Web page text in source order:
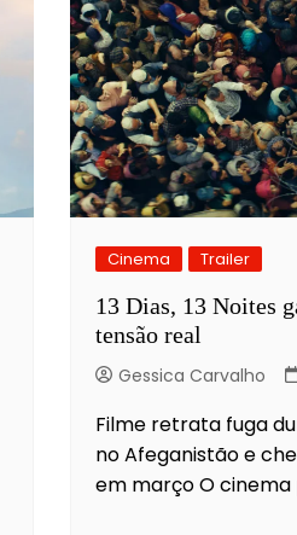
Cinema Trailer
13 Dias, 13 Noites
tensão real
Gessica Carvalho
Filme retrata fuga
no Afeganistão e
em março O